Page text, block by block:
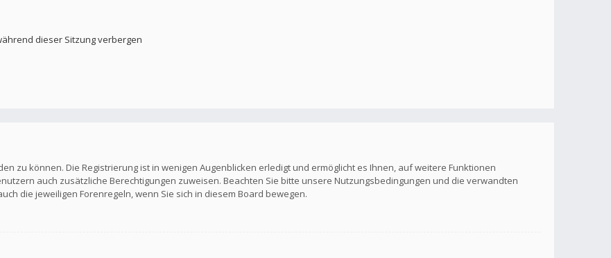
dieser Sitzung verbergen
zu können. Die Registrierung ist in wenigen Augenblicken erledigt und ermöglicht es Ihnen, auf weitere Funktionen
auch zusätzliche Berechtigungen zuweisen. Beachten Sie bitte unsere Nutzungsbedingungen und die verwandten
die jeweiligen Forenregeln, wenn Sie sich in diesem Board bewegen.